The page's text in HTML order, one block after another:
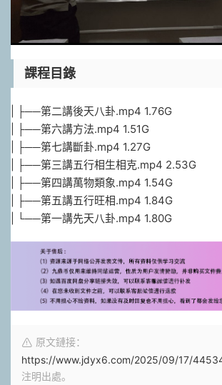
課程目錄
| ├──第二講後天八卦.mp4 1.76G
| ├──第六講方法.mp4 1.51G
| ├──第七講斷卦.mp4 1.27G
| ├──第三講五行相生相克.mp4 2.53G
| ├──第四講萬物類象.mp4 1.54G
| ├──第五講五行旺相.mp4 1.84G
| └──第一講先天八卦.mp4 1.80G
原文鏈接：
https://www.jdyx6.com/2025/09/17/
注明出處。